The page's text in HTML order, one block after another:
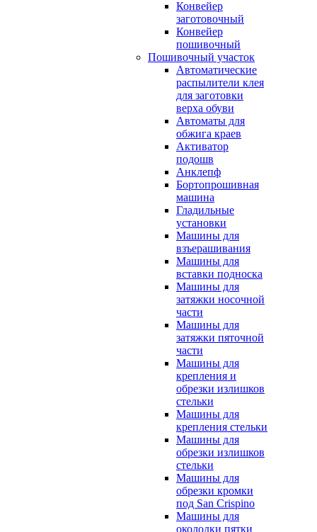
Конвейер
заготовочный
Конвейер
пошивочный
Пошивочный участок
Автоматические
распылители клея
для заготовки
верха обуви
Автоматы для
обжига краев
Активатор
подошв
Анклепф
Бортопрошивная
машина
Гладильные
установки
Машины для
взъерашивания
Машины для
вставки подноска
Машины для
затяжки носочной
части
Машины для
затяжки пяточной
части
Машины для
крепления и
обрезки излишков
стельки
Машины для
крепления стельки
Машины для
обрезки излишков
стельки
Машины для
обрезки кромки
под San Crispino
Машины для
околодки пятки